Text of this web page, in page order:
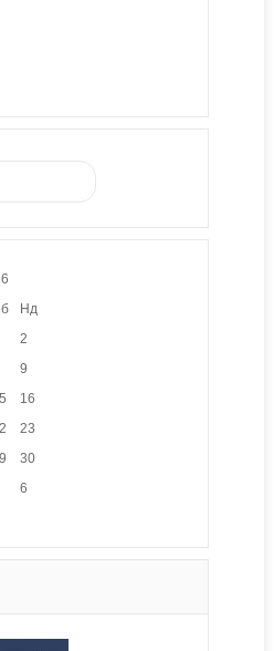
Нд
2
9
16
23
30
6